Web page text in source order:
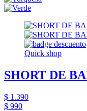
Quick shop
SHORT DE
$ 1.390
$ 990